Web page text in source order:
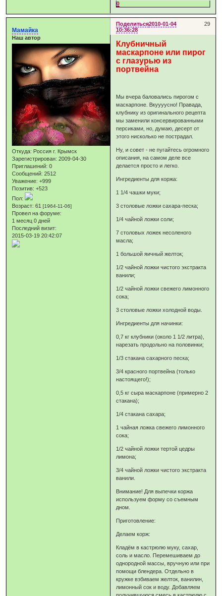
0
Поделиться 29
2010-01-04
10:36:28
Мамайка
Наш автор
Откуда: Россия г. Крымск
Зарегистрирован: 2009-04-30
Приглашений: 0
Сообщений: 2512
Уважение: +999
Позитив: +523
Пол:
Возраст: 61[1964-11-06]
Провел на форуме:
1 месяц 0 дней
Последний визит:
2015-03-19 20:42:07
Клубничный
маскарпоне или пирог
с глазурью из
портвейна
Мы вчера баловались пирогом с
маскарпоне. Вкуууусно! Правада,
клубнику из оригинального рецепта
мы заменили консервированными
персиками, но, думаю, десерт от
этого нисколько не пострадал.
Ну, и совет - не пугайтесь огромного
описания, на самом деле все
делается просто и легко.
Ингредиенты для коржа:
1 1/4 чашки муки;
3 столовые ложки сахара-песка;
1/4 чайной ложки соли;
7 столовых ложек несоленого
масла;
1 большой яичный желток;
1/2 чайной ложки чистого экстракта
ванили;
1/2 чайной ложки свежего лимонного
сока;
3 столовые ложки холодной воды.
Ингредиенты для начинки:
0,7 кг клубники (около 1 1/2 литра),
нарезать продольно на половинки;
1/3 стакана сахарного песка;
3/4 красного портвейна (только
настоящего!);
0,5 кг сыра маскарпоне (примерно 2
стакана);
1/4 стакана сахара;
1 чайная ложка свежего лимонного
сока;
1/2 чайной ложки тертой цедры
лимона;
3/4 чайной ложки чистого экстракта
ванили.
Внимание! Для выпечки коржа
используем форму со съемным
дном.
Приготовление:
Делаем корж:
Кладём в кастрюлю муку, сахар,
соль и масло. Перемешиваем до
однородной массы, вручную или при
помощи блендера. Отдельно в
кружке взбиваем желток, ванилин,
лимонный сок и воду. Добавляем